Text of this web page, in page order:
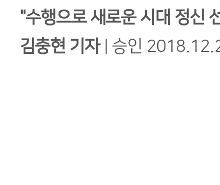
본문
"수행으로 새로운 시대 정신
김충현 기자
승인